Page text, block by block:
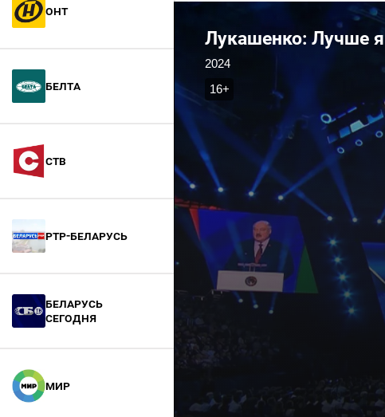
ОНТ
БелТА
СТВ
РТР-Беларусь
БЕЛАРУСЬ
СЕГОДНЯ
МИР
Лукашенко: Лучше
2024
16+